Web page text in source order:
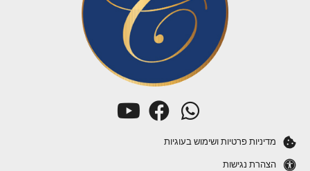
מדיניות פרטיות ושימוש בעוגיות
הצהרת נגישות